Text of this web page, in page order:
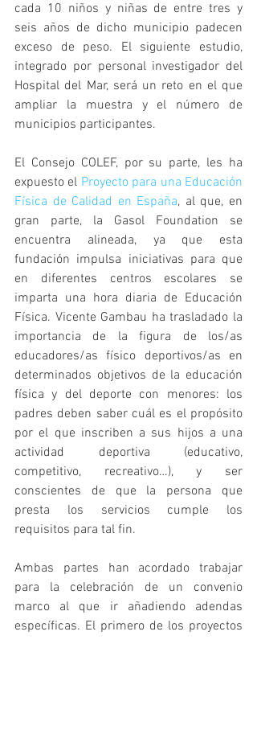
cada 10 niños y niñas de entre tres y
seis años de dicho municipio padecen
exceso de peso. El siguiente estudio,
integrado por personal investigador del
Hospital del Mar, será un reto en el que
ampliar la muestra y el número de
municipios participantes.
El Consejo COLEF, por su parte, les ha
expuesto el Proyecto para una Educación
Física de Calidad en España, al que, en
gran parte, la Gasol Foundation se
encuentra alineada, ya que esta
fundación impulsa iniciativas para que
en diferentes centros escolares se
imparta una hora diaria de Educación
Física. Vicente Gambau ha trasladado la
importancia de la figura de los/as
educadores/as físico deportivos/as en
determinados objetivos de la educación
física y del deporte con menores: los
padres deben saber cuál es el propósito
por el que inscriben a sus hijos a una
actividad deportiva (educativo,
competitivo, recreativo…), y ser
conscientes de que la persona que
presta los servicios cumple los
requisitos para tal fin.
Ambas partes han acordado trabajar
para la celebración de un convenio
marco al que ir añadiendo adendas
específicas. El primero de los proyectos